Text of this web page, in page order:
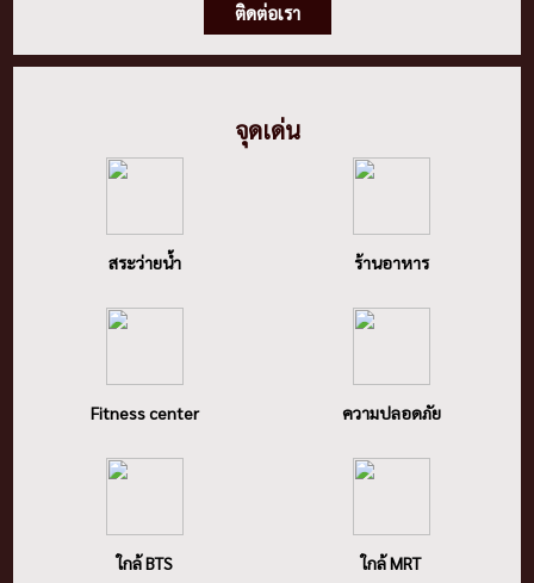
ติดต่อเรา
จุดเด่น
สระว่ายน้ำ ร้านอาหาร
Fitness center ความปลอดภัย
ใกล้ BTS ใกล้ MRT